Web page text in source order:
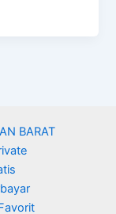
BARAT